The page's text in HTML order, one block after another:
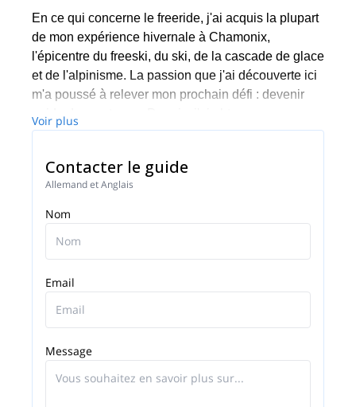
En ce qui concerne le freeride, j'ai acquis la plupart
de mon expérience hivernale à Chamonix,
l'épicentre du freeski, du ski, de la cascade de glace
et de l'alpinisme. La passion que j'ai découverte ici
m'a poussé à relever mon prochain défi : devenir
guide de montagne. Depuis, j'ai obtenu mon
diplôme officiel de guide de montagne de la
Grâce à mon travail, je peux profiter de la nature
privilège me remplit d'énergie à chaque programme,
dans lequel j'essaie de transmettre cette énergie et
Alpes et, pourquoi pas, sur d'autres sites dans le
monde.
Voir plus
Contacter le guide
Allemand et Anglais
Nom
Email
Message